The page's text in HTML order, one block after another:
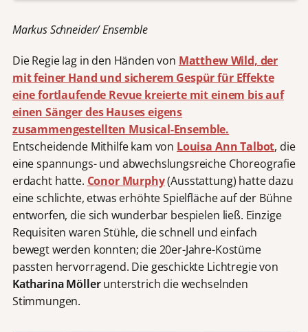
Markus Schneider/ Ensemble
Die Regie lag in den Händen von Matthew Wild, der
mit feiner Hand und sicherem Gespür für Effekte
eine fortlaufende Revue kreierte mit einem bis auf
einen Sänger des Hauses eigens
zusammengestellten Musical-Ensemble.
Entscheidende Mithilfe kam von Louisa Ann Talbot, die
eine spannungs- und abwechslungsreiche Choreografie
erdacht hatte. Conor Murphy(Ausstattung) hatte dazu
eine schlichte, etwas erhöhte Spielfläche auf der Bühne
entworfen, die sich wunderbar bespielen ließ. Einzige
Requisiten waren Stühle, die schnell und einfach
bewegt werden konnten; die 20er-Jahre-Kostüme
passten hervorragend. Die geschickte Lichtregie von
Katharina Möllerunterstrich die wechselnden
Stimmungen.